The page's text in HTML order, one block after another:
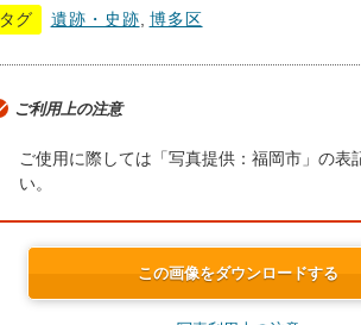
タグ 遺跡・史跡 博多区
ご利用上の注意
ご使用に際しては「写真提供：福岡市」の表
い。
この画像をダウンロードする